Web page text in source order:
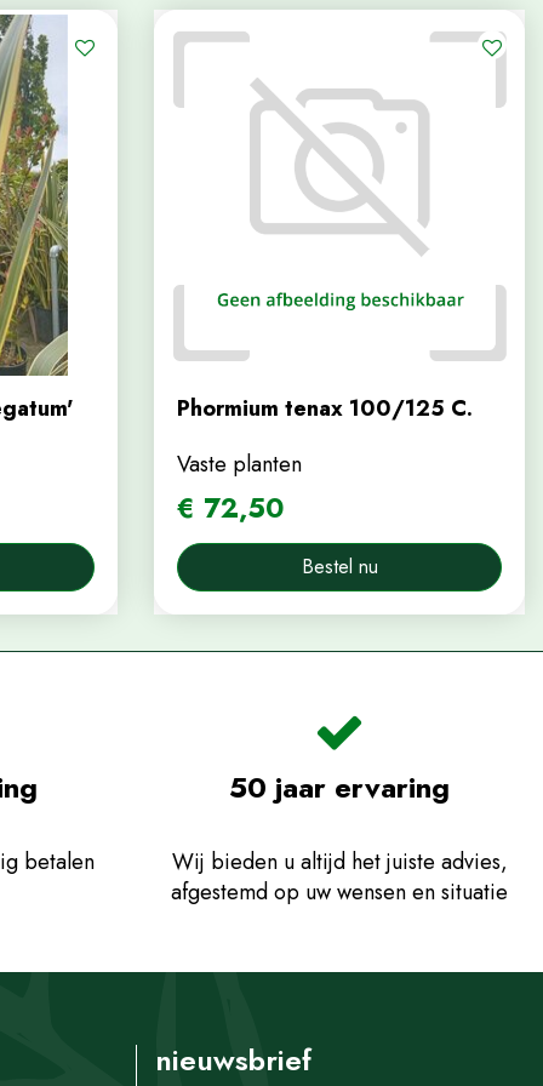
Phormium tenax 100/125 C.
Vaste planten
€ 72,50
Bestel nu
betalen
50 jaar ervaring
Wij bieden u altijd het juiste advies,
afgestemd op uw wensen en situatie
nieuwsbrief